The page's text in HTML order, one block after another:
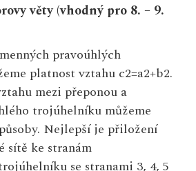
věty (vhodný pro 8. – 9.
pravoúhlých
platnost vztahu c2=a2+b2.
mezi přeponou a
trojúhelníku můžeme
Nejlepší je přiložení
sítě ke stranám
se stranami 3, 4, 5